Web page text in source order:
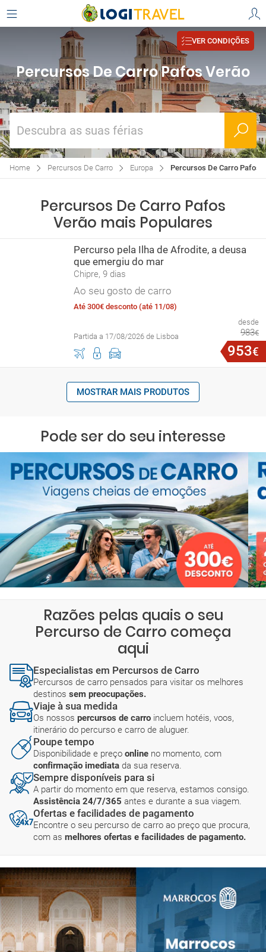
VER CONDIÇÕES
Percursos De Carro Pafos Verão
Descubra as suas férias
Home Percursos De Carro Europa Percursos De Carro Pafos
Percursos De Carro Pafos
Verão mais Populares
Percurso pela Ilha de Afrodite, a deusa
que emergiu do mar
Chipre, 9 dias
Ao seu gosto de carro
Até 300€ desconto (até 11/08)
Partida a 17/08/2026 de Lisboa
desde
983€
953€
MOSTRAR MAIS PRODUTOS
Pode ser do seu interesse
Razões pelas quais o seu
Percurso de Carro começa
aqui
Especialistas em Percursos de Carro
Percursos de carro pensados para visitar os melhores
destinos sem preocupações.
Viaje à sua medida
Os nossos percursos de carro incluem hotéis, voos,
itinerário do percurso e carro de aluguer.
Poupe tempo
Disponibilidade e preço online no momento, com
confirmação imediata da sua reserva.
Sempre disponíveis para si
A partir do momento em que reserva, estamos consigo.
Assistência 24/7/365 antes e durante a sua viagem.
Ofertas e facilidades de pagamento
Encontre o seu percurso de carro ao preço que procura,
com as melhores ofertas e facilidades de pagamento.